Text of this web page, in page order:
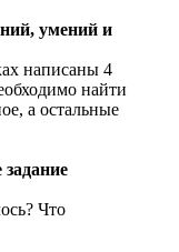
умений и
написаны 4
найти
а остальные
Что